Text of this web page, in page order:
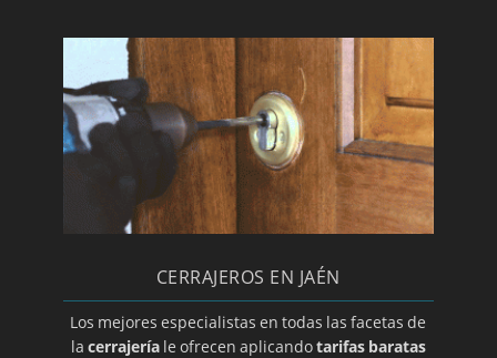
Instalación de cerraduras UCEM
Servicio 24 horas de cerrajería urgente
Instalación de persianas metálicas en su
negocio
Cerraduras Tesa de sobreponer multipunto
Seguridad con cerraduras ABUS
CERRAJEROS EN JAÉN
Los mejores especialistas en todas las facetas de
la cerrajeríale ofrecen aplicandotarifas baratas